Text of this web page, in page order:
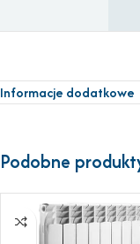
Informacje dodatkowe
Podobne